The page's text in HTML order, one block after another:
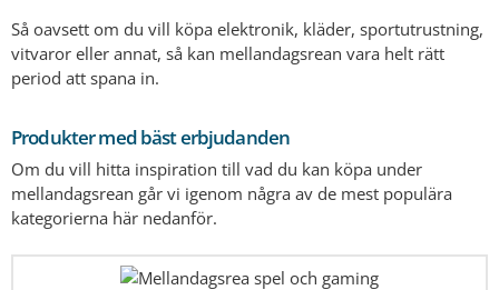
Så oavsett om du vill köpa elektronik, kläder, sportutrustning,
vitvaror eller annat, så kan mellandagsrean vara helt rätt
period att spana in.
Produkter med bäst erbjudanden
Om du vill hitta inspiration till vad du kan köpa under
mellandagsrean går vi igenom några av de mest populära
kategorierna här nedanför.